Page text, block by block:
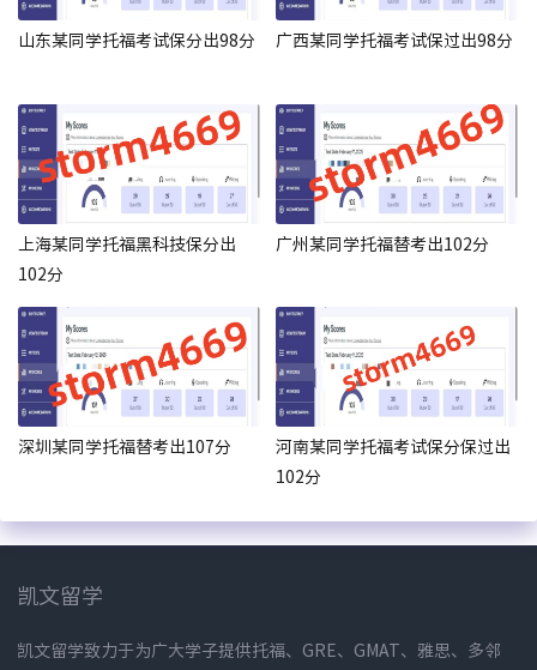
山东某同学托福考试保分出98分 广西某同学托福考试保过出98分
上海某同学托福黑科技保分出
102分
广州某同学托福替考出102分
深圳某同学托福替考出107分
河南某同学托福考试保分保过出
102分
凯文留学
凯文留学致力于为广大学子提供托福、GRE、GMAT、雅思、多邻